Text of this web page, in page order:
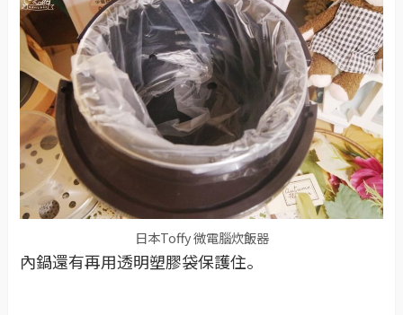
日本Toffy 微電腦炊飯器
內鍋還有再用透明塑膠袋保護住。